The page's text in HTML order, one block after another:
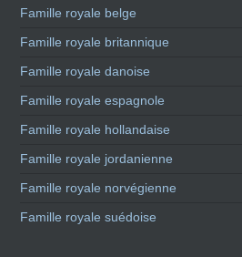
Famille royale belge
Famille royale britannique
Famille royale danoise
Famille royale espagnole
Famille royale hollandaise
Famille royale jordanienne
Famille royale norvégienne
Famille royale suédoise